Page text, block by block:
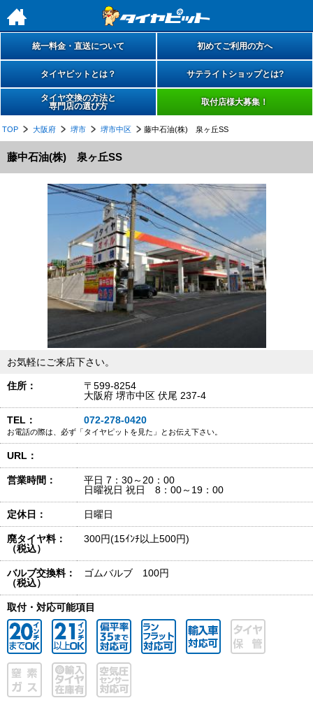
h
統一料金・直送について 初めてご利用の方へ
タイヤピットとは？ サテライトショップとは?
タイヤ交換の方法と
専門店の選び方
取付店様大募集！
TOP 大阪府 堺市 堺市中区 藤中石油(株) 泉ヶ丘SS
藤中石油(株) 泉ヶ丘SS
お気軽にご来店下さい。
住所：
〒599-8254
大阪府 堺市中区 伏尾 237-4
TEL： 072-278-0420
お電話の際は、必ず「タイヤピットを見た」とお伝え下さい。
URL：
営業時間：
平日 7：30～20：00
日曜祝日 祝日 8：00～19：00
定休日： 日曜日
廃タイヤ料：
（税込）
300円(15ｲﾝﾁ以上500円)
バルブ交換料：
（税込）
ゴムバルブ 100円
取付・対応可能項目